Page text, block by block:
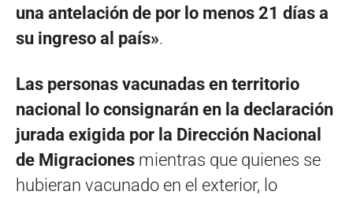
una antelación de por lo menos 21 días a
su ingreso al país».
Las personas vacunadas en territorio
nacional lo consignarán en la declaración
jurada exigida por la Dirección Nacional
de Migraciones mientras que quienes se
hubieran vacunado en el exterior, lo